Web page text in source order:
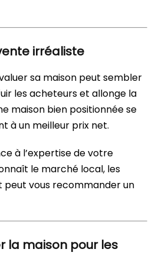
irréaliste
sa maison peut sembler
les acheteurs et allonge la
maison bien positionnée se
à un meilleur prix net.
à l’expertise de votre
le marché local, les
vous recommander un
la maison pour les